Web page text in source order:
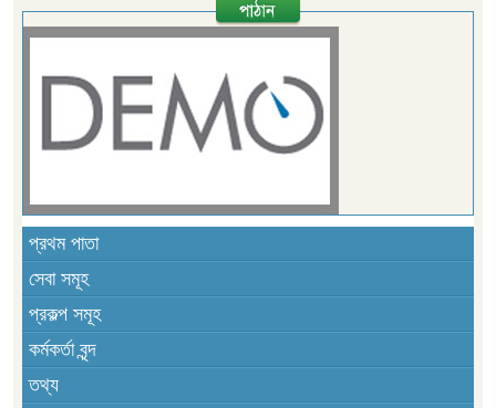
প্রথম পাতা
সেবা সমূহ
প্রকল্প সমূহ
কর্মকর্তা বৃন্দ
তথ্য